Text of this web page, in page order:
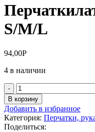
S/M/L
94,00Р
4 в наличии
Количество
товара
Перчаткилатексные
прочные
S/M/L
В корзину
Добавить в избранное
Категория: Перчатки,
Поделиться: